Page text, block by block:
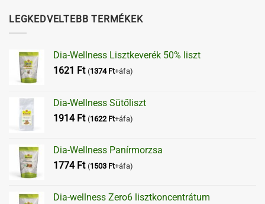
LEGKEDVELTEBB TERMÉKEK
Dia-Wellness Lisztkeverék 50% liszt
1621 Ft (1374 Ft+áfa)
Dia-Wellness Sütőliszt
1914 Ft (1622 Ft+áfa)
Dia-Wellness Panírmorzsa
1774 Ft (1503 Ft+áfa)
Dia-wellness Zero6 lisztkoncentrátum